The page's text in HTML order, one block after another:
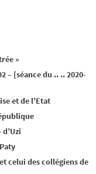
»
– [séance du .. .. 2020-
et de l’Etat
celui des collégiens de